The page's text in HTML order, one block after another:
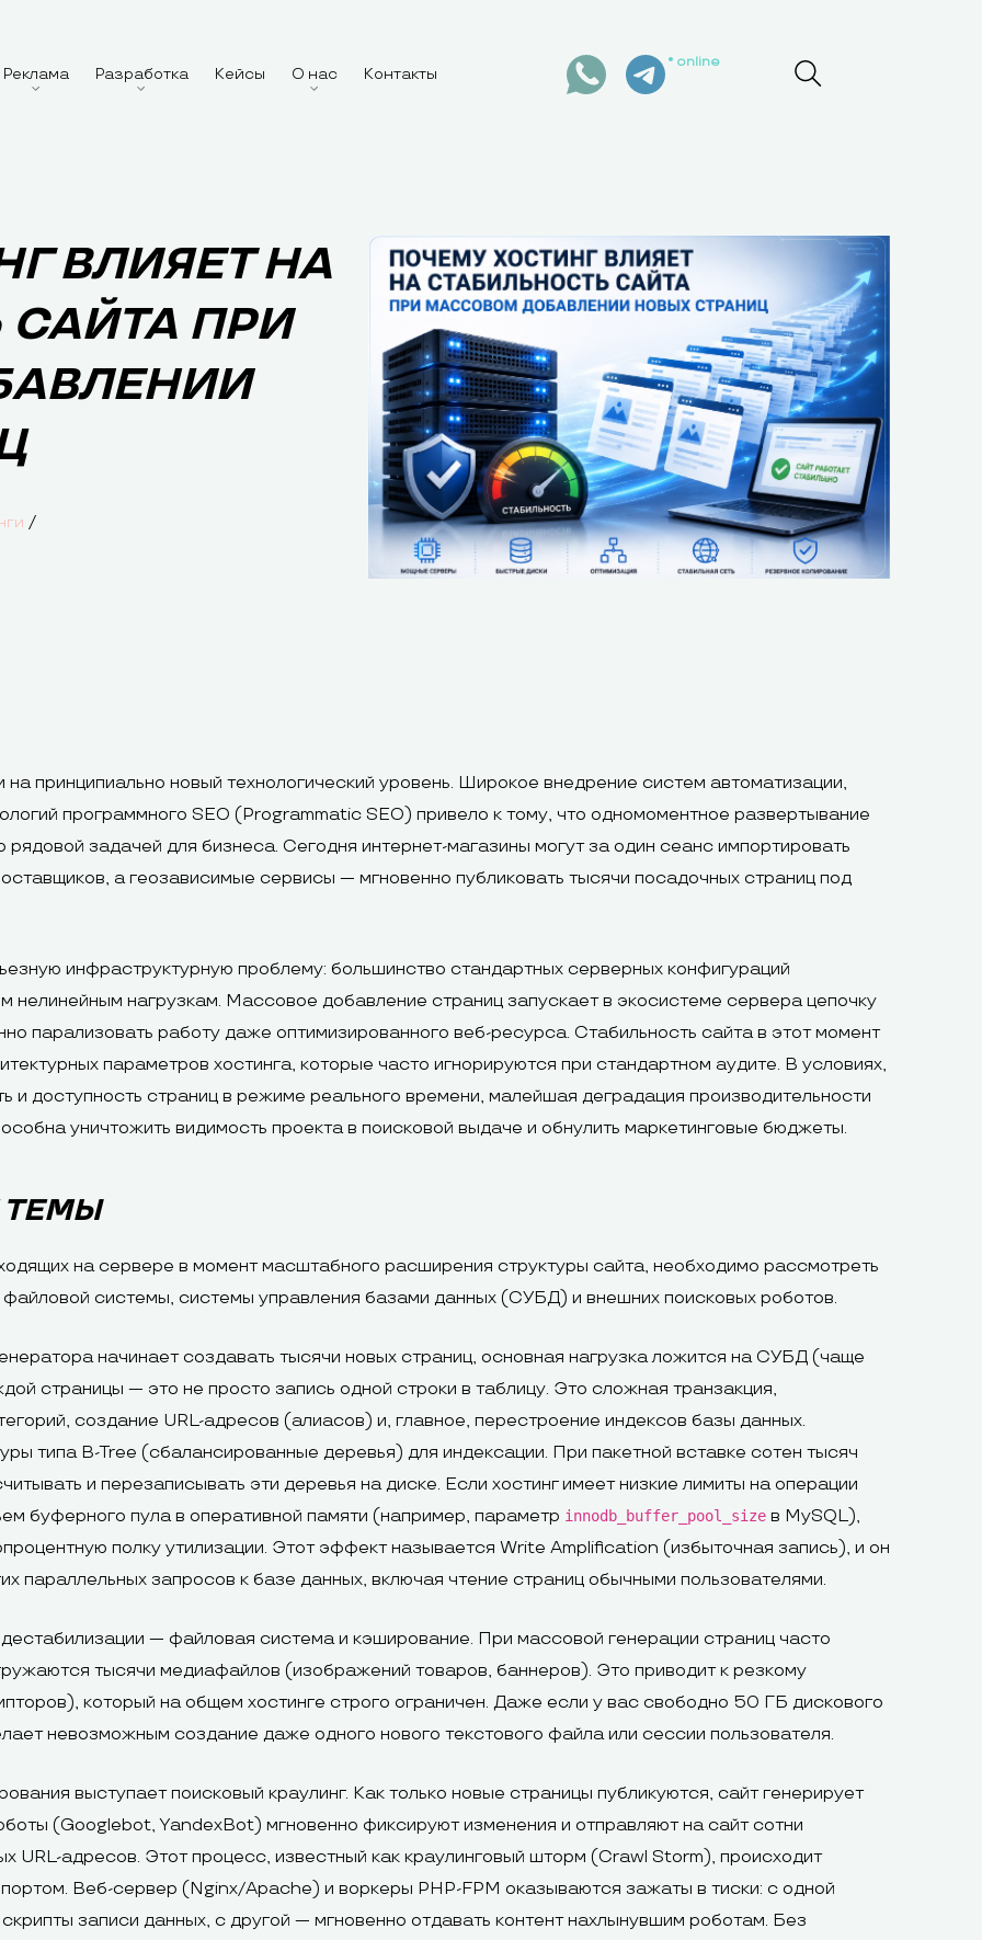
Реклама Разработка Кейсы О нас Контакты
online
ВЛИЯЕТ НА
ПРИ
/
принципиально новый технологический уровень. Широкое внедрение систем автоматизации,
программного SEO (Programmatic SEO) привело к тому, что одномоментное развертывание
рядовой задачей для бизнеса. Сегодня интернет-магазины могут за один сеанс импортировать
а геозависимые сервисы — мгновенно публиковать тысячи посадочных страниц под
инфраструктурную проблему: большинство стандартных серверных конфигураций
нелинейным нагрузкам. Массовое добавление страниц запускает в экосистеме сервера цепочку
парализовать работу даже оптимизированного веб-ресурса. Стабильность сайта в этот момент
параметров хостинга, которые часто игнорируются при стандартном аудите. В условиях,
и доступность страниц в режиме реального времени, малейшая деградация производительности
уничтожить видимость проекта в поисковой выдаче и обнулить маркетинговые бюджеты.
ТЕМЫ
на сервере в момент масштабного расширения структуры сайта, необходимо рассмотреть
системы, системы управления базами данных (СУБД) и внешних поисковых роботов.
начинает создавать тысячи новых страниц, основная нагрузка ложится на СУБД (чаще
страницы — это не просто запись одной строки в таблицу. Это сложная транзакция,
создание URL-адресов (алиасов) и, главное, перестроение индексов базы данных.
типа B-Tree (сбалансированные деревья) для индексации. При пакетной вставке сотен тысяч
и перезаписывать эти деревья на диске. Если хостинг имеет низкие лимиты на операции
буферного пула в оперативной памяти (например, параметр innodb_buffer_pool_size в MySQL),
полку утилизации. Этот эффект называется Write Amplification (избыточная запись), и он
параллельных запросов к базе данных, включая чтение страниц обычными пользователями.
— файловая система и кэширование. При массовой генерации страниц часто
тысячи медиафайлов (изображений товаров, баннеров). Это приводит к резкому
который на общем хостинге строго ограничен. Даже если у вас свободно 50 ГБ дискового
невозможным создание даже одного нового текстового файла или сессии пользователя.
выступает поисковый краулинг. Как только новые страницы публикуются, сайт генерирует
(Googlebot, YandexBot) мгновенно фиксируют изменения и отправляют на сайт сотни
URL-адресов. Этот процесс, известный как краулинговый шторм (Crawl Storm), происходит
Веб-сервер (Nginx/Apache) и воркеры PHP-FPM оказываются зажаты в тиски: с одной
записи данных, с другой — мгновенно отдавать контент нахлынувшим роботам. Без